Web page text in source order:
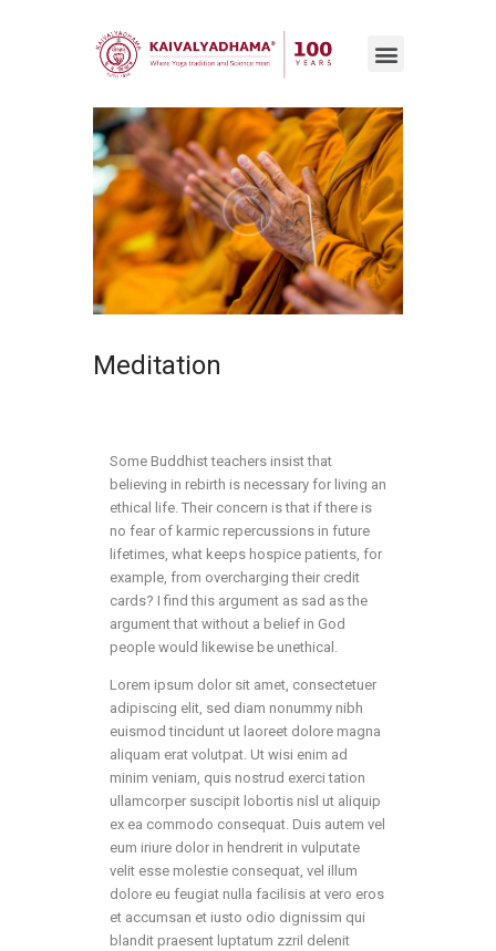
Meditation
Some Buddhist teachers insist that
believing in rebirth is necessary for living an
ethical life. Their concern is that if there is
no fear of karmic repercussions in future
lifetimes, what keeps hospice patients, for
example, from overcharging their credit
cards? I find this argument as sad as the
argument that without a belief in God
people would likewise be unethical.
Lorem ipsum dolor sit amet, consectetuer
adipiscing elit, sed diam nonummy nibh
euismod tincidunt ut laoreet dolore magna
aliquam erat volutpat. Ut wisi enim ad
minim veniam, quis nostrud exerci tation
ullamcorper suscipit lobortis nisl ut aliquip
ex ea commodo consequat. Duis autem vel
eum iriure dolor in hendrerit in vulputate
velit esse molestie consequat, vel illum
dolore eu feugiat nulla facilisis at vero eros
et accumsan et iusto odio dignissim qui
blandit praesent luptatum zzril delenit